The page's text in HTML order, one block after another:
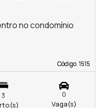
Código. 1515
Código. 1515
no condomínio
3
0
Vaga(s)